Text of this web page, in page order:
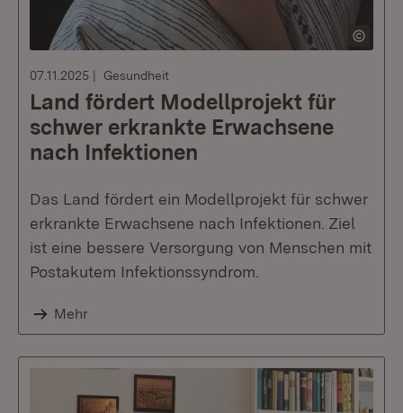
07.11.2025 Gesundheit
Land fördert Modellprojekt für
schwer erkrankte Erwachsene
nach Infektionen
Das Land fördert ein Modellprojekt für schwer
erkrankte Erwachsene nach Infektionen. Ziel
ist eine bessere Versorgung von Menschen mit
Postakutem Infektionssyndrom.
Mehr